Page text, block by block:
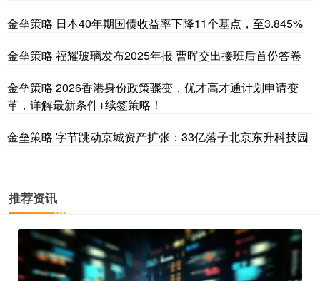
金垒策略 日本40年期国债收益率下降11个基点，至3.845%
金垒策略 福耀玻璃发布2025年报 曹晖交出接班后首份答卷
金垒策略 2026香港身份政策骤变，优才高才通计划申请变
革，详解最新条件+续签策略！
金垒策略 字节跳动京城资产扩张：33亿落子北京东升科技园
推荐资讯